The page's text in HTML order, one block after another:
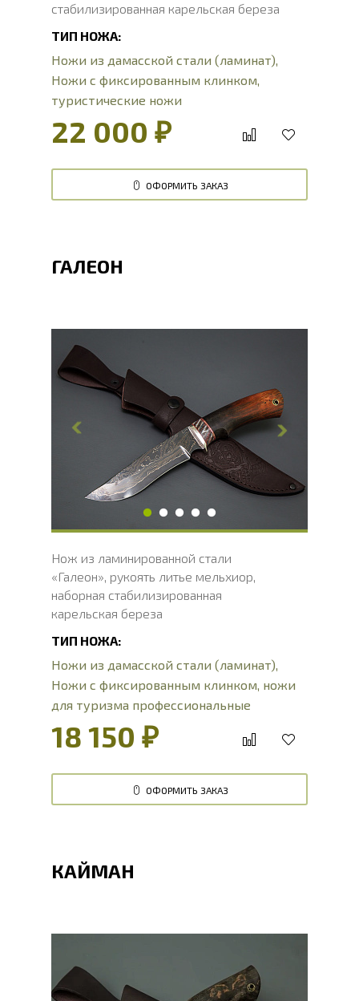
стабилизированная карельская береза
ТИП НОЖА:
Ножи из дамасской стали (ламинат),
Ножи с фиксированным клинком,
туристические ножи
22 000 ₽
ОФОРМИТЬ ЗАКАЗ
ГАЛЕОН
Общая длина, мм
Длина клинка, мм
147
Ширина клинка, мм
32.1
Толщина обуха, мм
2.4
Ширина рукояти, мм
30.2
Длина рукояти, мм
Толщина рукояти, мм
22.7
Твердость клинка, HRC
60 - 62 HRC
Нож из ламинированной стали
«Галеон», рукоять литье мельхиор,
наборная стабилизированная
карельская береза
ТИП НОЖА:
Ножи из дамасской стали (ламинат),
Ножи с фиксированным клинком, ножи
для туризма профессиональные
18 150 ₽
ОФОРМИТЬ ЗАКАЗ
КАЙМАН
Общая длина, мм
Длина клинка, мм